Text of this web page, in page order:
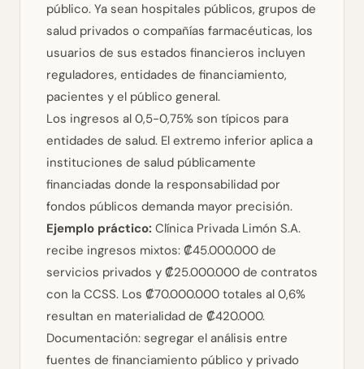
público. Ya sean hospitales públicos, grupos de
salud privados o compañías farmacéuticas, los
usuarios de sus estados financieros incluyen
reguladores, entidades de financiamiento,
pacientes y el público general.
Los ingresos al 0,5-0,75% son típicos para
entidades de salud. El extremo inferior aplica a
instituciones de salud públicamente
financiadas donde la responsabilidad por
fondos públicos demanda mayor precisión.
Ejemplo práctico: Clínica Privada Limón S.A.
recibe ingresos mixtos: ₡45.000.000 de
servicios privados y ₡25.000.000 de contratos
con la CCSS. Los ₡70.000.000 totales al 0,6%
resultan en materialidad de ₡420.000.
Documentación: segregar el análisis entre
fuentes de financiamiento público y privado